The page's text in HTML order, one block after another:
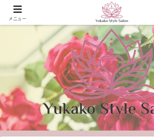
可能性を開き、 輝く生き方を提案
メニュー